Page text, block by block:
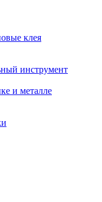
клея
инструмент
и металле